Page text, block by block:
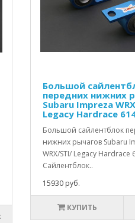
Большой
передних нижних
Subaru Impreza
Legacy Hardrace
Большой сайлентблок
нижних рычагов Subaru
WRX/STI/ Legacy Hardrace
Сайлентблок..
15930 руб.
КУПИТЬ